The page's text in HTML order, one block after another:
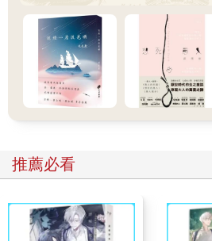
板滑雪客入場？
原本滑雪場是雙板滑雪客的天堂，是
建造的空間，大批年輕人踩著單板，
的雙板滑雪客當然不可能高興。雙板
的動向，再加上那些年輕人根本不把
管在哪裡，都可以滿不在乎地就地而
引起雙板滑雪客的反彈，但在衡量因
少的人數，和吸引上門的單板滑雪客
倉田並不知道當初的決定是否正確。
入場人數的確增加了，如果當時沒有
推薦必看